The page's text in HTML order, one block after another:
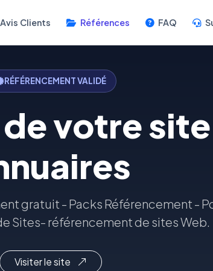
Avis Clients Références FAQ
RÉFÉRENCEMENT VALIDÉ
votre
gratuit - Packs Référencement -
Sites- référencement de sites Web.
Visiter le site